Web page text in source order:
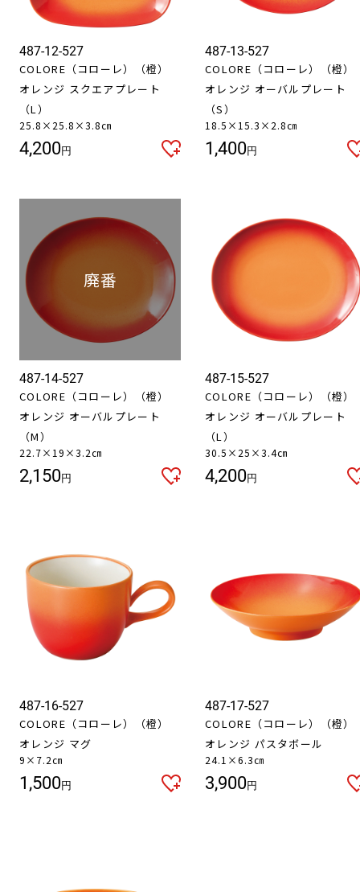
487-12-527
COLORE（コローレ）（橙）
オレンジ スクエアプレート
（L）
25.8×25.8×3.8㎝
4,200円
487-13-527
COLORE（コローレ）（橙）
オレンジ オーバルプレート
（S）
18.5×15.3×2.8㎝
1,400円
487-14-527
COLORE（コローレ）（橙）
オレンジ オーバルプレート
（M）
22.7×19×3.2㎝
2,150円
487-15-527
COLORE（コローレ）（橙）
オレンジ オーバルプレート
（L）
30.5×25×3.4㎝
4,200円
487-16-527
COLORE（コローレ）（橙）
オレンジ マグ
9×7.2㎝
1,500円
487-17-527
COLORE（コローレ）（橙）
オレンジ パスタボール
24.1×6.3㎝
3,900円